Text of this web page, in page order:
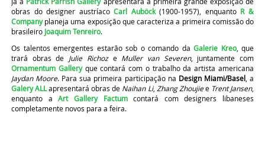
obras do designer austríacoCarl Auböck(1900-1957), enquanto R &
Companyplaneja uma exposição que caracteriza a primeira comissão do
brasileiro Joaquim Tenreiro.
Os talentos emergentes estarão sob o comando da Galerie Kreo, que
trará obras de Julie Richoze Muller van Severen, juntamente com
Ornamentum Galleryque contará com o trabalho da artista americana
Jaydan Moore. Para sua primeira participação na Design Miami/Basel, a
Galery ALLapresentará obras de Naihan Li, Zhang Zhoujiee Trent Jansen,
enquanto aArt Gallery Factumcontará com designers libaneses
completamente novos para a feira.